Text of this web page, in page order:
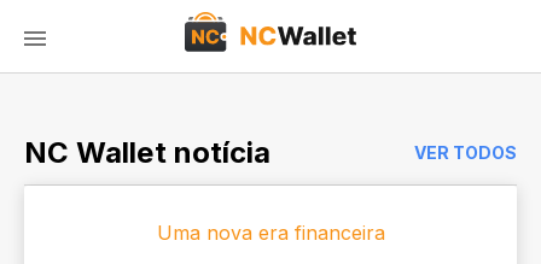
NC Wallet notícia VER TODOS
Uma nova era financeira